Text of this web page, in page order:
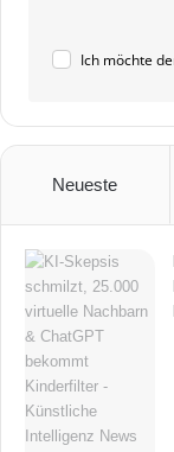
Ich möchte
Neueste